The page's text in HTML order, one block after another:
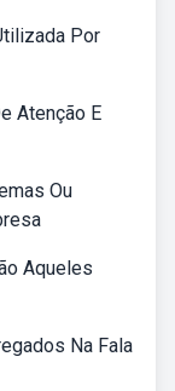
Por
Atenção E
Ou
Aqueles
Na Fala